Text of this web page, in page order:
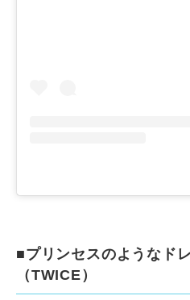
■プリンセスのようなド
（TWICE）